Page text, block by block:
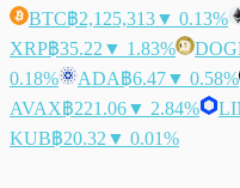
BTC฿2,125,313▼ 0.13%
XRP฿35.22 ▼ 1.83%
0.18%
ADA฿6.47▼ 0.58%
AVAX฿221.06▼ 2.84%
KUB฿20.32 ▼ 0.01%